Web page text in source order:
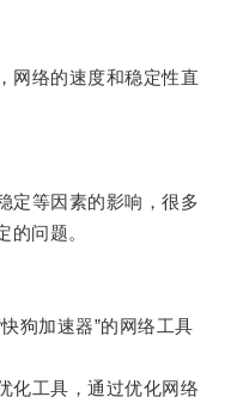
络的速度和稳定性直
等因素的影响，很多
的问题。
狗加速器”的网络工具
工具，通过优化网络